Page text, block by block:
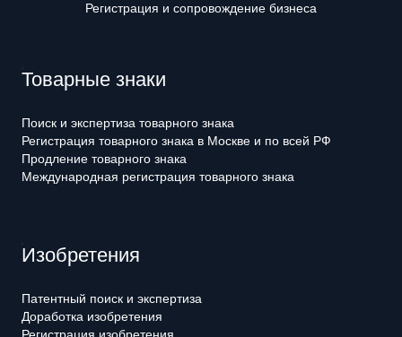
Регистрация и сопровождение бизнеса
Товарные знаки
Поиск и экспертиза товарного знака
Регистрация товарного знака в Москве и по всей РФ
Продление товарного знака
Международная регистрация товарного знака
Изобретения
Патентный поиск и экспертиза
Доработка изобретения